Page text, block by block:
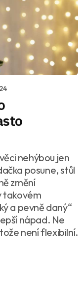
nehýbou jen
posune, stůl
změní
takovém
a pevně daný“
nápad. Ne
není flexibilní.